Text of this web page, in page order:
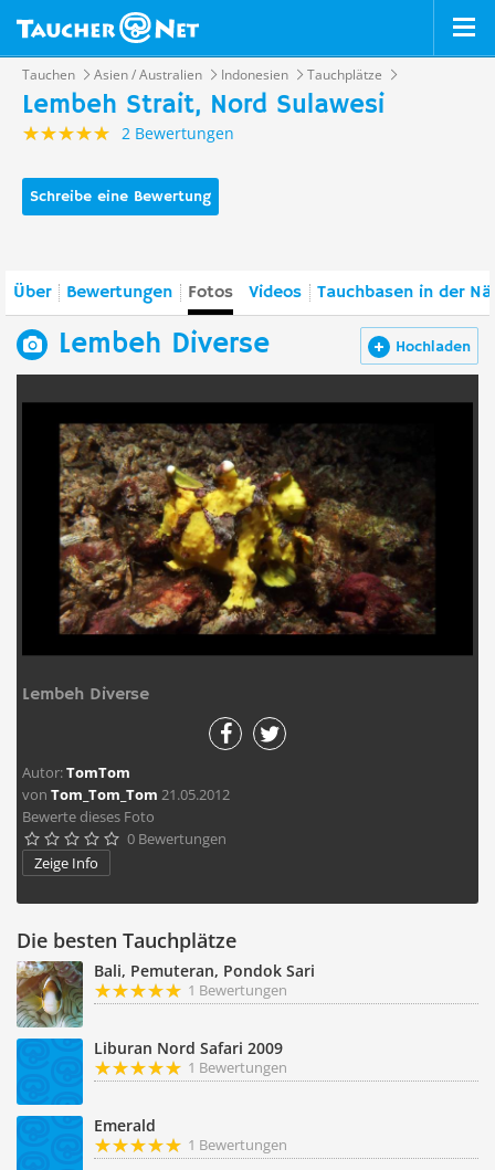
Tauchen Asien / Australien Indonesien Tauchplätze
Lembeh Strait, Nord Sulawesi
2 Bewertungen
Schreibe eine Bewertung
Über Bewertungen Fotos Videos Tauchbasen in der
Hochladen
Lembeh Diverse
Lembeh Diverse
Autor:TomTom
von Tom_Tom_Tom 21.05.2012
Bewerte dieses Foto
     0 Bewertungen
Zeige Info
Die besten Tauchplätze
Bali, Pemuteran, Pondok Sari
1 Bewertungen
Liburan Nord Safari 2009
1 Bewertungen
Emerald
1 Bewertungen